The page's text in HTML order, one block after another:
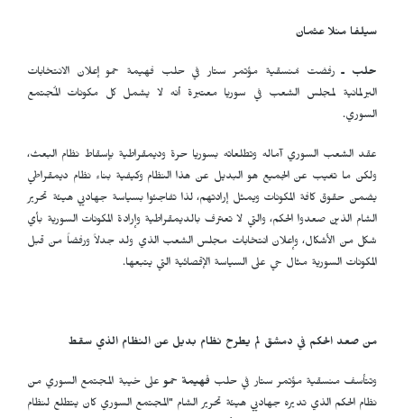
سيلفا منلا عثمان
حلب ـ رفضت مُنسقية مؤتمر ستار في حلب فهيمة حمو إعلان الانتخابات
البرلمانية لمجلس الشعب في سوريا معتبرة أنه لا يشمل كل مكونات المُجتمع
السوري.
عقد الشعب السوري آماله وتطلعاته بسوريا حرة وديمقراطية بإسقاط نظام البعث،
ولكن ما تغيب عن الجميع هو البديل عن هذا النظام وكيفية بناء نظام ديمقراطي
يضمن حقوق كافة المكونات ويمثل إرادتهم، لذا تفاجئوا بسياسة جهاديي هيئة تحرير
الشام الذين صعدوا الحكم، والتي لا تعترف بالديمقراطية وإرادة المكونات السورية بأي
شكل من الأشكال، وإعلان انتخابات مجلس الشعب الذي ولد جدلاً ورفضاً من قبل
المكونات السورية مثال حي على السياسة الإقصائية التي يتبعها.
من صعد الحكم في دمشق لم يطرح نظام بديل عن النظام الذي سقط
وتتأسف منسقية مؤتمر ستار في حلب فهيمة حمو على خيبة المجتمع السوري من
نظام الحكم الذي تديره جهاديي هيئة تحرير الشام "المجتمع السوري كان يتطلع لنظام